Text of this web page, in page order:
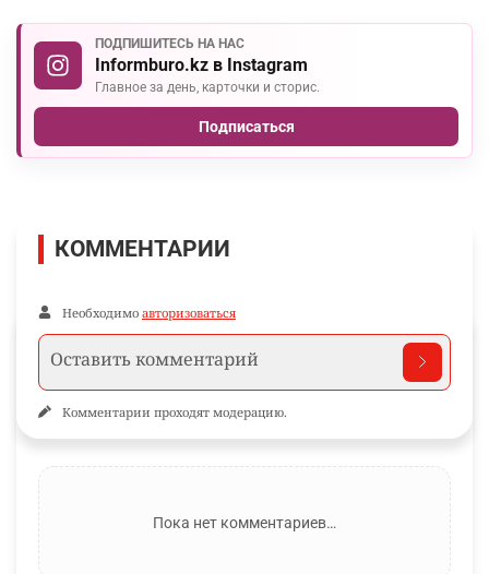
ПОДПИШИТЕСЬ НА НАС
Informburo.kz в Instagram
Главное за день, карточки и сторис.
Подписаться
КОММЕНТАРИИ
Необходимо авторизоваться
Комментарии проходят модерацию.
Пока нет комментариев…